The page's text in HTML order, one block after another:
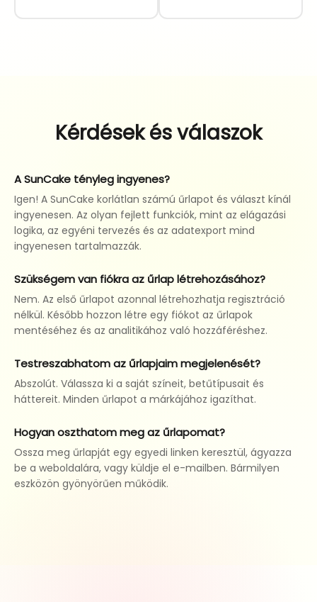
Kérdések és válaszok
A SunCake tényleg ingyenes?
Igen! A SunCake korlátlan számú űrlapot és választ kínál
ingyenesen. Az olyan fejlett funkciók, mint az elágazási
logika, az egyéni tervezés és az adatexport mind
ingyenesen tartalmazzák.
Szükségem van fiókra az űrlap létrehozásához?
Nem. Az első űrlapot azonnal létrehozhatja regisztráció
nélkül. Később hozzon létre egy fiókot az űrlapok
mentéséhez és az analitikához való hozzáféréshez.
Testreszabhatom az űrlapjaim megjelenését?
Abszolút. Válassza ki a saját színeit, betűtípusait és
háttereit. Minden űrlapot a márkájához igazíthat.
Hogyan oszthatom meg az űrlapomat?
Ossza meg űrlapját egy egyedi linken keresztül, ágyazza
be a weboldalára, vagy küldje el e-mailben. Bármilyen
eszközön gyönyörűen működik.